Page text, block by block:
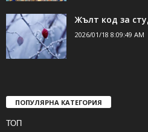
Жълт код за
2026/01/18 8:09:49 AM
ПОПУЛЯРНА КАТЕГОРИЯ
ТОП